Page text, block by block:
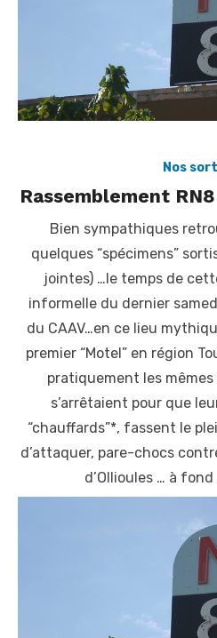
Nos
Rassemblement
Bien sympathiques
quelques “spécimens”
jointes) …le temps de
informelle du dernier
du CAAV…en ce lieu
premier “Motel” en région
pratiquement les
s’arrêtaient pour que
“chauffards”*, fassent le
d’attaquer, pare-chocs
d’Ollioules … à